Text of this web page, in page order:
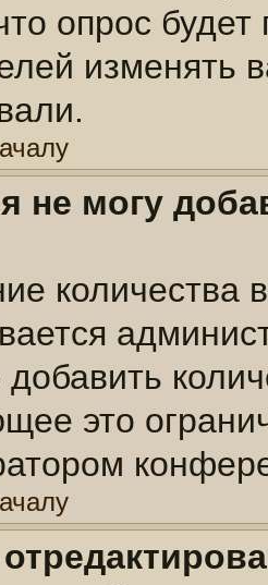
опрос
изменять
не могу
количества
это